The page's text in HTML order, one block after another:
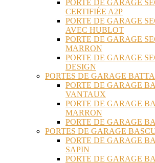
PORTE DE GARAGE
CERTIFIÉE A2P
PORTE DE GARAGE
AVEC HUBLOT
PORTE DE GARAGE
MARRON
PORTE DE GARAGE
DESIGN
PORTES DE GARAGE
PORTE DE GARAGE
VANTAUX
PORTE DE GARAGE
MARRON
PORTE DE GARAGE
PORTES DE GARAGE
PORTE DE GARAGE
SAPIN
PORTE DE GARAGE